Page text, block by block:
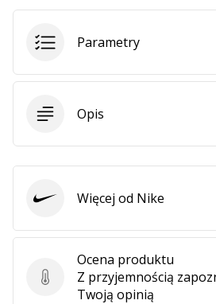
Parametry
Opis
Ocena produktu
Ocena produktu
Z przyjemnością
Twoją opinią
Nike Więcej od Nike